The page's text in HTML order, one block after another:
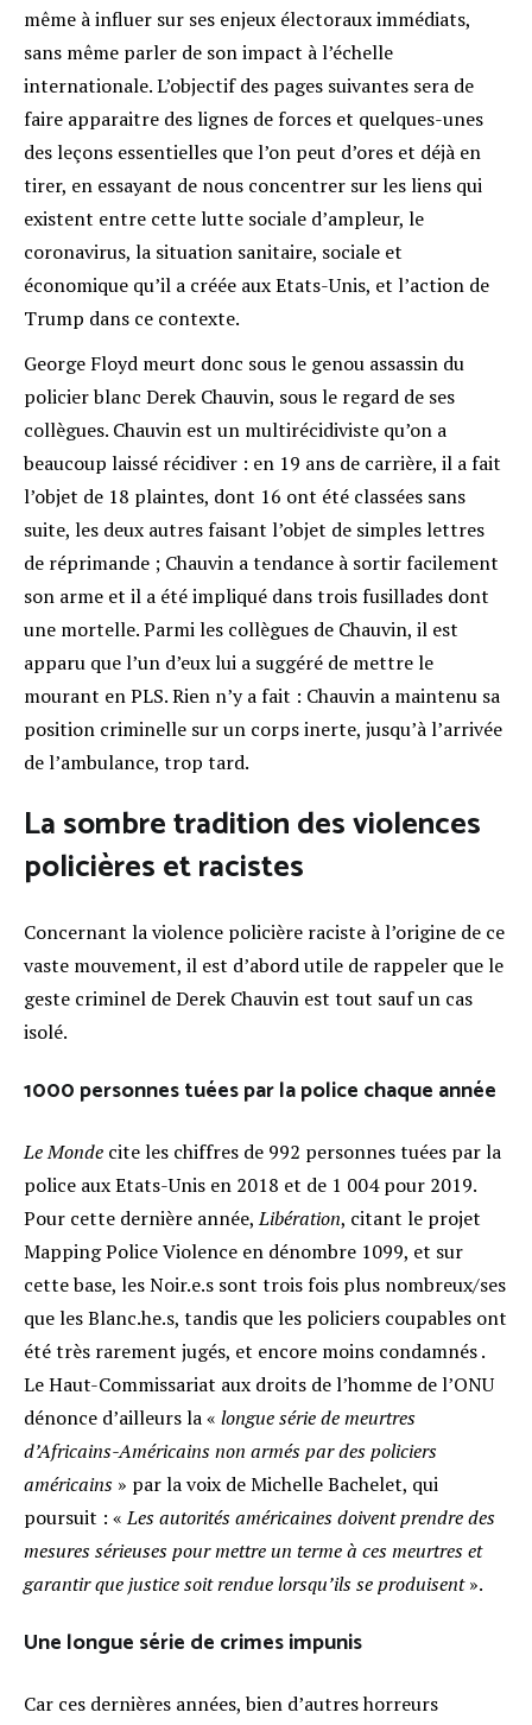
même à influer sur ses enjeux électoraux immédiats,
sans même parler de son impact à l’échelle
internationale. L’objectif des pages suivantes sera de
faire apparaitre des lignes de forces et quelques-unes
des leçons essentielles que l’on peut d’ores et déjà en
tirer, en essayant de nous concentrer sur les liens qui
existent entre cette lutte sociale d’ampleur, le
coronavirus, la situation sanitaire, sociale et
économique qu’il a créée aux Etats-Unis, et l’action de
Trump dans ce contexte.
George Floyd meurt donc sous le genou assassin du
policier blanc Derek Chauvin, sous le regard de ses
collègues. Chauvin est un multirécidiviste qu’on a
beaucoup laissé récidiver : en 19 ans de carrière, il a fait
l’objet de 18 plaintes, dont 16 ont été classées sans
suite, les deux autres faisant l’objet de simples lettres
de réprimande ; Chauvin a tendance à sortir facilement
son arme et il a été impliqué dans trois fusillades dont
une mortelle. Parmi les collègues de Chauvin, il est
apparu que l’un d’eux lui a suggéré de mettre le
mourant en PLS. Rien n’y a fait : Chauvin a maintenu sa
position criminelle sur un corps inerte, jusqu’à l’arrivée
de l’ambulance, trop tard.
La sombre tradition des violences
policières et racistes
Concernant la violence policière raciste à l’origine de ce
vaste mouvement, il est d’abord utile de rappeler que le
geste criminel de Derek Chauvin est tout sauf un cas
isolé.
1000 personnes tuées par la police chaque année
Le Monde cite les chiffres de 992 personnes tuées par la
police aux Etats-Unis en 2018 et de 1 004 pour 2019.
Pour cette dernière année,Libération, citant le projet
Mapping Police Violence en dénombre 1099, et sur
cette base, les Noir.e.s sont trois fois plus nombreux/ses
que les Blanc.he.s, tandis que les policiers coupables ont
été très rarement jugés, et encore moins condamnés.
Le Haut-Commissariat aux droits de l’homme de l’ONU
dénonce d’ailleurs la « longue série de meurtres
d’Africains-Américains non armés par des policiers
américains » par la voix de Michelle Bachelet, qui
poursuit : «Les autorités américaines doivent prendre des
mesures sérieuses pour mettre un terme à ces meurtres et
garantir que justice soit rendue lorsqu’ils se produisent».
Une longue série de crimes impunis
Car ces dernières années, bien d’autres horreurs